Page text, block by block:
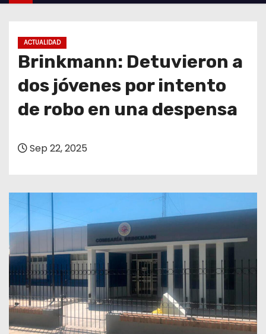
o
ACTUALIDAD
Brinkmann: Detuvieron a
dos jóvenes por intento
de robo en una despensa
Sep 22, 2025